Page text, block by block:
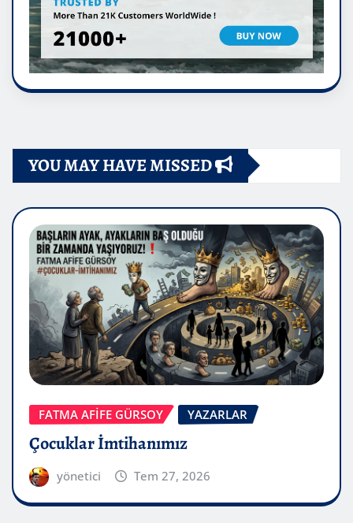
YOU MAY HAVE MISSED
FATMA AFİFE GÜRSOY YAZARLAR
Çocuklar İmtihanımız
yönetici Tem 27, 2026